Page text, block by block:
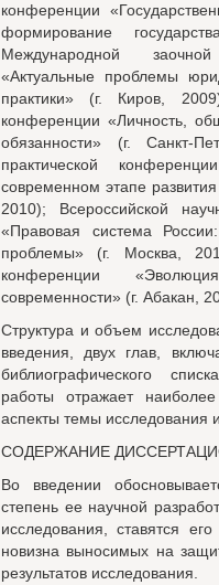
конференции
формирование
Международной
«Актуальные проблемы
практики» (г. Киров,
конференции «Личность,
обязанности» (г. Санкт-
практической
современном этапе
2010); Всероссийской
«Правовая система
проблемы» (г. Москва,
конференции
современности» (г. Абакан,
Структура и объем
введения, двух глав,
библиографического
работы отражает
аспекты темы исследования
СОДЕРЖАНИЕ
Во введении
степень ее научной
исследования, ставятся
новизна выносимых на
результатов исследования.